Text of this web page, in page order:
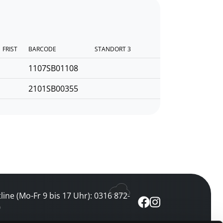
FRIST BARCODE STANDORT 3
1107SB01108
2101SB00355
(Mo-Fr 9 bis 17 Uhr): 0316 872-